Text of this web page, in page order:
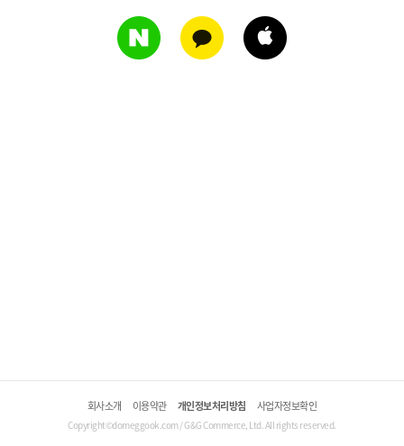
회사소개 이용약관 개인정보처리방침 사업자정보확인
Copyright©domeggook.com / G&G Commerce, Ltd. All rights reserved.